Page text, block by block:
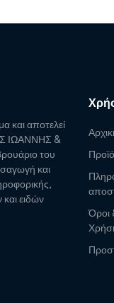
και αποτελεί
ΙΩΑΝΝΗΣ &
του
και
ειδών
Όροι